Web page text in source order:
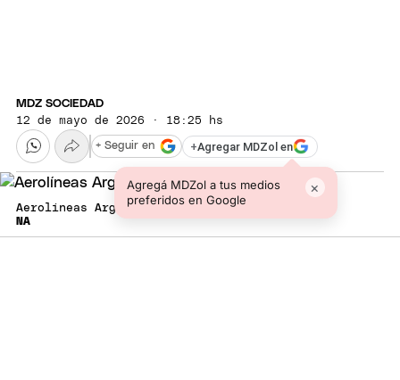
MDZ SOCIEDAD
12 de mayo de 2026 · 18:25 hs
+Agregar MDZol en
Agregá MDZol a tus medios
preferidos en Google
×
+ Seguir en
Aerolíneas Argentinas mantiene sus vuelos.
NA